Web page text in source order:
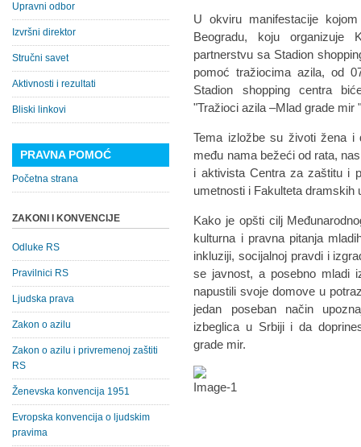
U okviru manifestacije
Beogradu, koju organizuje
partnerstvu sa Stadion
pomoć tražiocima azila, od
Stadion shopping centra
"Tražioci azila –Mlad grade mir
Tema izložbe su životi žena
među nama bežeći od rata,
i aktivista Centra za zaštitu i
umetnosti i Fakulteta dramskih
Kako je opšti cilj
kulturna i pravna pitanja
inkluziji, socijalnoj pravdi i
se javnost, a posebno mladi
napustili svoje domove u
jedan poseban način
izbeglica u Srbiji i da
grade mir.
Upravni odbor
Izvršni direktor
Stručni savet
Aktivnosti i rezultati
Bliski linkovi
PRAVNA POMOĆ
Početna strana
ZAKONI I KONVENCIJE
Odluke RS
Pravilnici RS
Ljudska prava
Zakon o azilu
Zakon o azilu i privremenoj zaštiti
RS
Ženevska konvencija 1951
Evropska konvencija o ljudskim
pravima